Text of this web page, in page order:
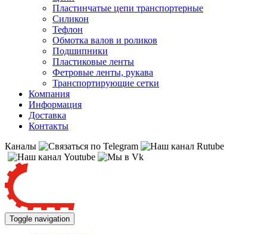
Пластинчатые цепи транспортерные
Силикон
Тефлон
Обмотка валов и роликов
Подшипники
Пластиковые ленты
Фетровые ленты, рукава
Транспортирующие сетки
Компания
Информация
Доставка
Контакты
Каналы
Toggle navigation